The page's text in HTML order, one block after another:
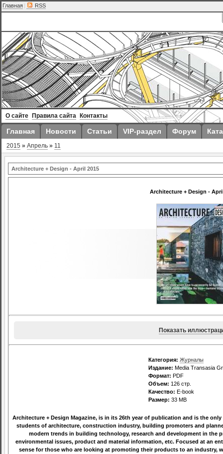
Главная | RSS
О сайте Правила сайта Контакты
Главная Новости Статьи VIP-раздел Форум
2015 » Апрель » 11
Architecture + Design - April 2015
Architecture + Design -
Показать
Категория: Журналы
Издание: Media Transasia
Формат: PDF
Объем: 126 стр.
Качество: E-book
Размер: 33 MB
Architecture + Design Magazine, is in its 26th year of publication and is the
students of architecture, construction industry, building promoters and
modern trends in building technology, research and development in the
environmental issues, product and material information, etc. Focused at an
sense for those who are looking at promoting their products to an industry,